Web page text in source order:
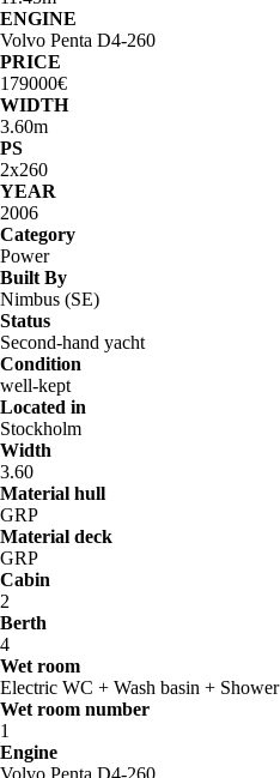
ENGINE
Volvo Penta D4-260
PRICE
179000€
WIDTH
3.60m
PS
2x260
YEAR
2006
Category
Power
Built By
Nimbus (SE)
Status
Second-hand yacht
Condition
well-kept
Located in
Stockholm
Width
3.60
Material hull
GRP
Material deck
GRP
Cabin
2
Berth
4
Wet room
Electric WC + Wash basin + Shower
Wet room number
1
Engine